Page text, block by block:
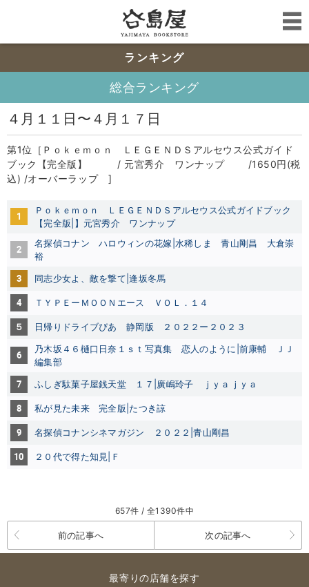
ランキング
総合ランキング
４月１１日〜４月１７日
第1位［Ｐｏｋｅｍｏｎ ＬＥＧＥＮＤＳアルセウス公式ガイド
ブック【完全版】 / 元宮秀介 ワンナップ /1650円(税
込) /オーバーラップ ]
1
Ｐｏｋｅｍｏｎ ＬＥＧＥＮＤＳアルセウス公式ガイドブック
【完全版|】元宮秀介
ワンナップ
2 名探偵コナン ハロウィンの花嫁|水稀しま 青山剛昌
大倉崇
裕
3 同志少女よ、敵を撃て|逢坂冬馬
4 ＴＹＰＥーＭＯＯＮエース ＶＯＬ．１４
５ 日帰りドライブぴあ 静岡版 ２０２２ー２０２３
6 乃木坂４６樋口日奈１ｓｔ写真集 恋人のように|前康輔
ＪＪ
編集部
7 ふしぎ駄菓子屋銭天堂 １７|廣嶋玲子 ｊｙａｊｙａ
8 私が見た未来 完全版|たつき諒
9 名探偵コナンシネマガジン ２０２２|青山剛昌
10 ２０代で得た知見|Ｆ
657件 / 全1390件中
前の記事へ 次の記事へ
最寄りの店舗を探す